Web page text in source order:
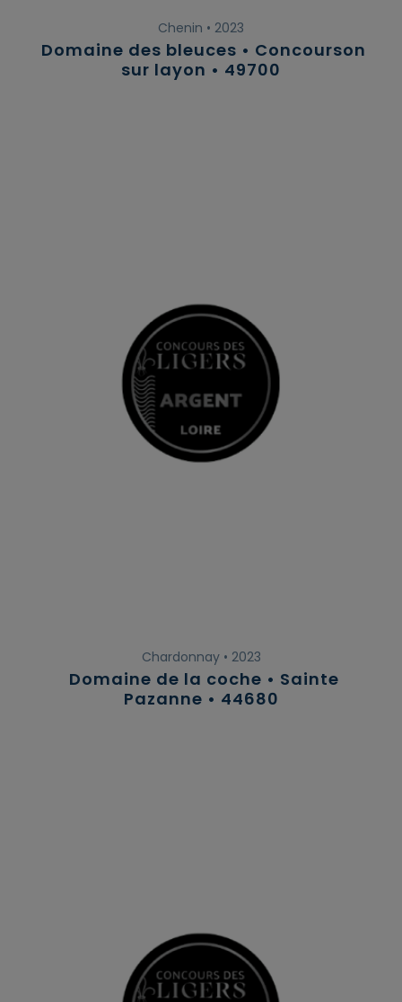
Chenin • 2023
Domaine des bleuces • Concourson
sur layon • 49700
Chardonnay • 2023
Domaine de la coche • Sainte
Pazanne • 44680